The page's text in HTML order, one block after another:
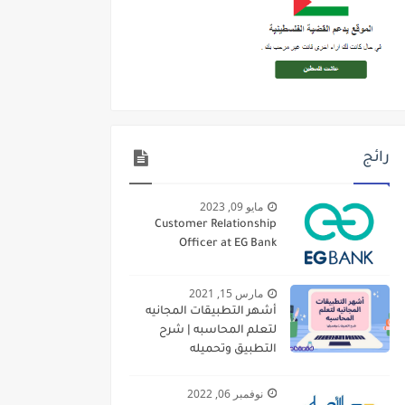
رائج
مايو 09, 2023
Customer Relationship
Officer at EG Bank
مارس 15, 2021
أشهر التطبيقات المجانيه
لتعلم المحاسبه | شرح
التطبيق وتحميله
نوفمبر 06, 2022